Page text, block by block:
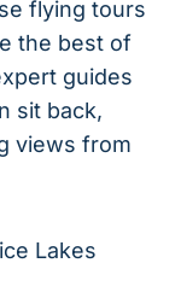
flying ​tours
the best of⁣
guides
sit back,
views from
Lakes⁤